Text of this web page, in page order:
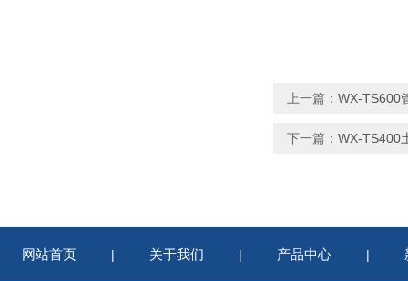
上一篇： WX-TS600
下一篇： WX-TS400
网站首页 | 关于我们 | 产品中心 |